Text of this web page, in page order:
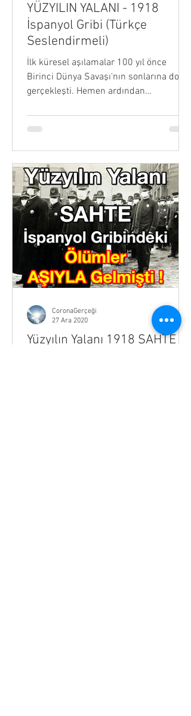
YÜZYILIN YALANI - 1918
İspanyol Gribi (Türkçe
Seslendirmeli)
İlk küresel aşılamalar 100 yıl önce
Birinci Dünya Savaşı'nın sonlarına doğru
gerçekleşti. Hemen ardından
çıktı. Bu daha sonra "İspanyol gribi"
olarak tanındı. Ancak o zamana ait
doktorların eski kitaplarını okursanız,
grip salgınının tamamen farklı bir
resmini görürsünüz: kitlesel ölümleri
tetikleyen gerçekte AŞILARDI.
Bilgilenmek, salgın korkusuna karşı en
iyi ilaçtır! Türkçe Seslendirmeli Video ⬇️
vide
Yüzyılın Yalanı 1918 SAHTE
CoronaGerçeği
27 Ara 2020